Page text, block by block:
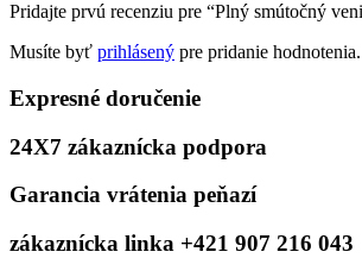
Pridajte prvú recenziu pre “Plný smútočný
Musíte byť prihlásený pre pridanie hodnotenia.
Expresné doručenie
24X7 zákaznícka podpora
Garancia vrátenia peňazí
zákaznícka linka +421 907 216 043